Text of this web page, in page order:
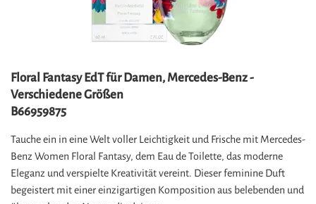
Floral Fantasy EdT für Damen, Mercedes-Benz -
Verschiedene Größen
B66959875
Tauche ein in eine Welt voller Leichtigkeit und Frische mit Mercedes-
Benz Women Floral Fantasy, dem Eau de Toilette, das moderne
Eleganz und verspielte Kreativität vereint. Dieser feminine Duft
begeistert mit einer einzigartigen Komposition aus belebenden und